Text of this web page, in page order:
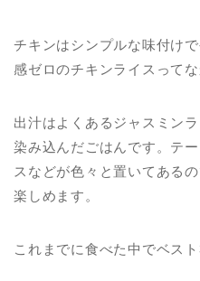
チキンはシンプルな味付け
感ゼロのチキンライスって
出汁はよくあるジャスミン
染み込んだごはんです。テ
スなどが色々と置いてある
楽しめます。
これまでに食べた中でベス